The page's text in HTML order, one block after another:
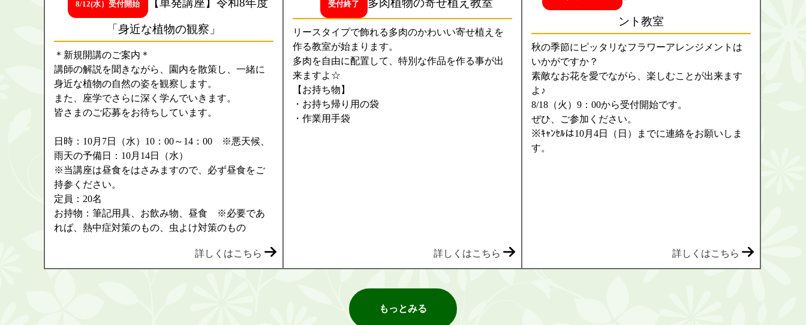
8/12(水）受付開始
「身近な植物の観察」
＊新規開講のご案内＊
講師の解説を聞きながら、園内を散策し、一緒に
身近な植物の自然の姿を観察します。
また、座学でさらに深く学んでいきます。
皆さまのご応募をお待ちしています。
日時：10月7日（水）10：00～14：00 ※悪天候、
雨天の予備日：10月14日（水）
※当講座は昼食をはさみますので、必ず昼食をご
持参ください。
定員：20名
お持物：筆記用具、お飲み物、昼食 ※必要であ
れば、熱中症対策のもの、虫よけ対策のもの
詳しくはこちら
受付終了
リースタイプで飾れる多肉のかわいい寄せ植えを
作る教室が始まります。
多肉を自由に配置して、特別な作品を作る事が出
来ますよ☆
【お持ち物】
・お持ち帰り用の袋
・作業用手袋
詳しくはこちら
ント教室
秋の季節にピッタリなフラワーアレンジメントは
いかがですか？
素敵なお花を愛でながら、楽しむことが出来ます
よ♪
8/18（火）9：00から受付開始です。
ぜひ、ご参加ください。
※ｷｬﾝｾﾙは10月4日（日）までに連絡をお願いしま
す。
詳しくはこちら
もっとみる
8月：見ごろマップ
詳しくはこちら（図）をクリックして下さい